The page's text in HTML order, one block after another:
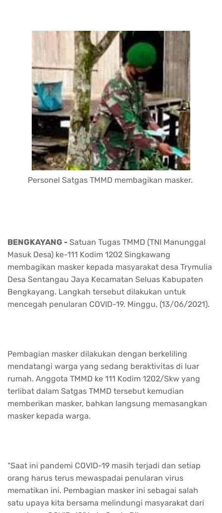
Personel Satgas TMMD membagikan masker.
BENGKAYANG - Satuan Tugas TMMD (TNI Manunggal
Masuk Desa) ke-111 Kodim 1202 Singkawang
membagikan masker kepada masyarakat desa Trymulia
Desa Sentangau Jaya Kecamatan Seluas Kabupaten
Bengkayang. Langkah tersebut dilakukan untuk
mencegah penularan COVID-19. Minggu, (13/06/2021).
Pembagian masker dilakukan dengan berkeliling
mendatangi warga yang sedang beraktivitas di luar
rumah. Anggota TMMD ke 111 Kodim 1202/Skw yang
terlibat dalam Satgas TMMD tersebut kemudian
memberikan masker, bahkan langsung memasangkan
masker kepada warga.
“Saat ini pandemi COVID-19 masih terjadi dan setiap
orang harus terus mewaspadai penularan virus
mematikan ini. Pembagian masker ini sebagai salah
satu upaya kita bersama melindungi masyarakat dari